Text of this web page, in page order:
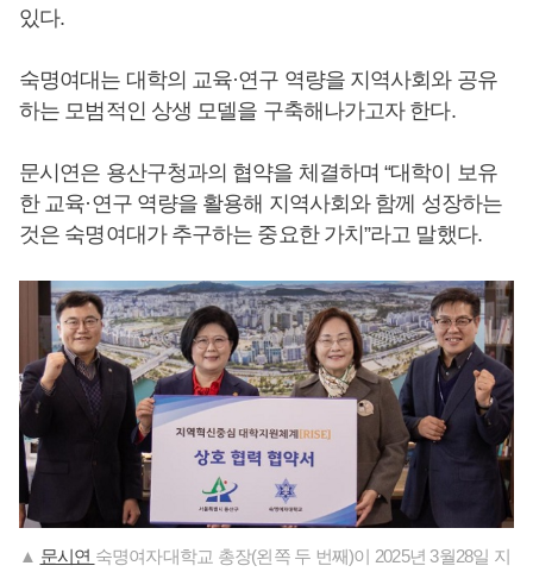
있다.
숙명여대는 대학의 교육·연구 역량을 지역사회와 공유
하는 모범적인 상생 모델을 구축해나가고자 한다.
문시연은 용산구청과의 협약을 체결하며 “대학이 보유
한 교육·연구 역량을 활용해 지역사회와 함께 성장하는
것은 숙명여대가 추구하는 중요한 가치”라고 말했다.
▲ 문시연 숙명여자대학교 총장(왼쪽 두 번째)이 2025년 3월28일 지